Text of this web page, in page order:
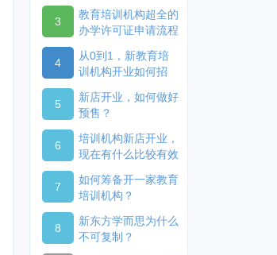
3
教育培训机构超全的
办学许可证申请流程
4
从0到1，新教育培
训机构开业如何招
5
新店开业，如何做好
预售？
6
培训机构新店开业，
现在有什么比较有效
7
如何筹备开一家教育
培训机构？
8
新东方学而思为什么
不可复制？